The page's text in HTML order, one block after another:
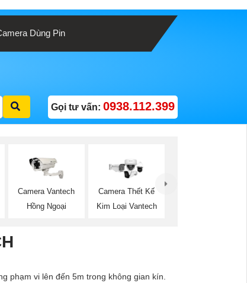
Dùng Pin
Gọi tư vấn: 0938.112.399
Camera Vantech
Hồng Ngoại
Camera Thết Kế
Kim Loại Vantech
phạm vi lên đến 5m trong không gian kín.